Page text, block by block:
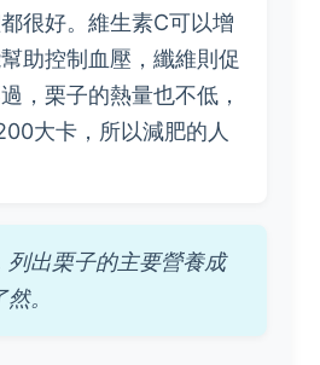
很好。維生素C可以增
助控制血壓，纖維則促
，栗子的熱量也不低，
大卡，所以減肥的人
列出栗子的主要營養成
。